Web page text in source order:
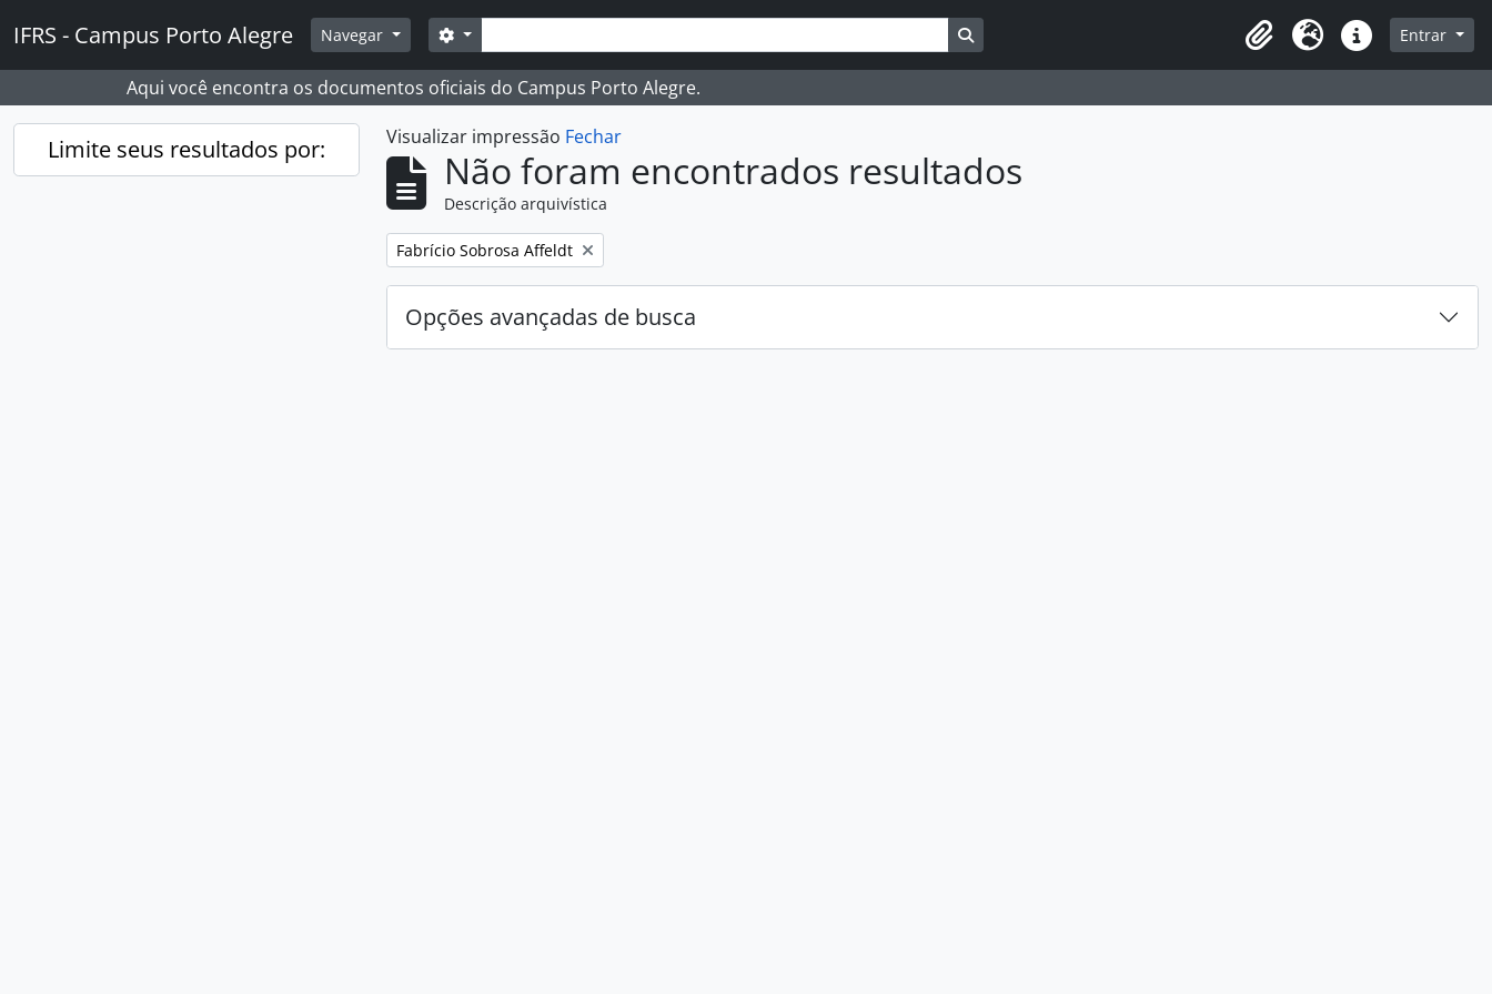
IFRS - Campus Porto Alegre Navegar Buscar
Opções de busca Busque na página de navegação
Idioma Atalhos Entrar
Aqui você encontra os documentos oficiais do Campus Porto Alegre.
Limite seus resultados por: Visualizar impressão Fechar
Não foram encontrados resultados
Descrição arquivística
Remover filtro:
Fabrício Sobrosa Affeldt
Opções avançadas de busca